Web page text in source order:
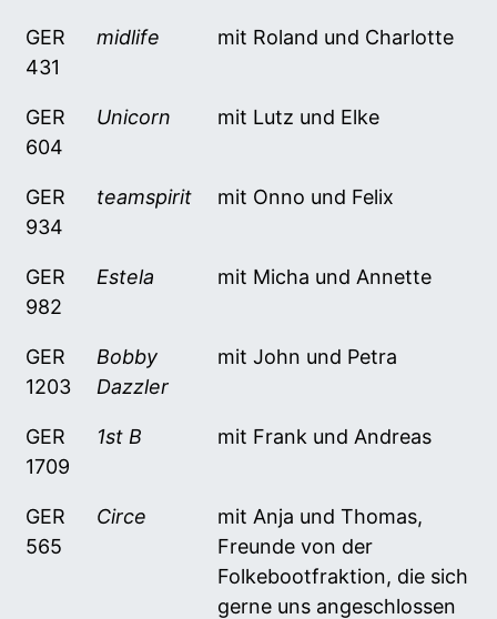
GER
431
midlife mit Roland und Charlotte
GER
604
Unicorn mit Lutz und Elke
GER
934
teamspirit mit Onno und Felix
GER
982
Estela mit Micha und Annette
GER
1203
Bobby
Dazzler
mit John und Petra
GER
1709
1st B mit Frank und Andreas
GER
565
Circe
mit Anja und Thomas,
Freunde von der
Folkebootfraktion, die sich
gerne uns angeschlossen